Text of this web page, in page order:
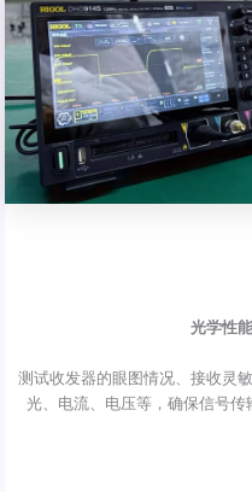
光学性
测试收发器的眼图情况、接收灵
光、电流、电压等，确保信号传